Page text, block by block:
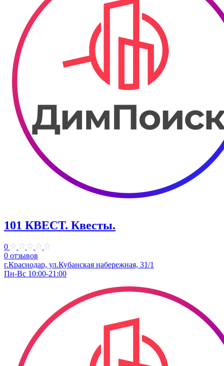
101 КВЕСТ. Квесты.
0
0 отзывов
​г.Краснодар, ул.Кубанская набережная, 31/1
Пн-Вс 10:00-21:00